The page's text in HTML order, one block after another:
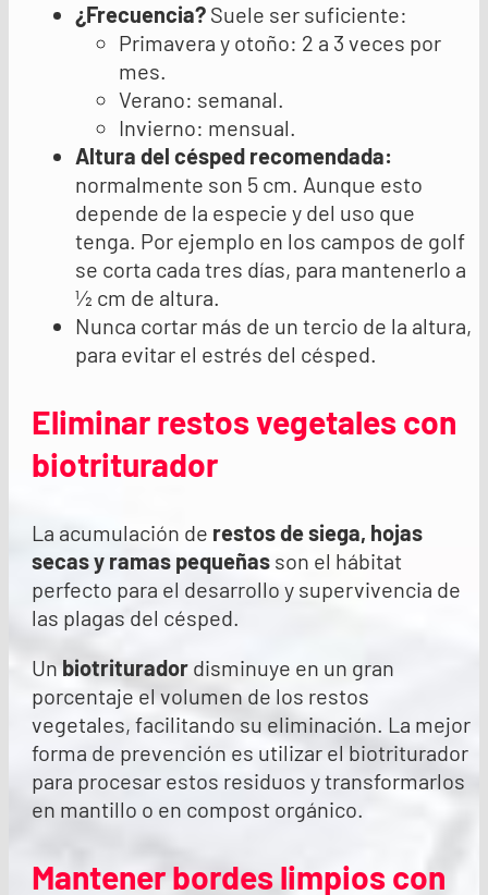
¿Frecuencia? Suele ser suficiente:
Primavera y otoño: 2 a 3 veces por
mes.
Verano: semanal.
Invierno: mensual.
Altura del césped recomendada:
normalmente son 5 cm. Aunque esto
depende de la especie y del uso que
tenga. Por ejemplo en los campos de golf
se corta cada tres días, para mantenerlo a
½ cm de altura.
Nunca cortar más de un tercio de la altura,
para evitar el estrés del césped.
Eliminar restos vegetales con
biotriturador
La acumulación de restos de siega, hojas
secas y ramas pequeñas son el hábitat
perfecto para el desarrollo y supervivencia de
las plagas del césped.
Unbiotriturador disminuye en un gran
porcentaje el volumen de los restos
vegetales, facilitando su eliminación. La mejor
forma de prevención es utilizar el biotriturador
para procesar estos residuos y transformarlos
en mantillo o en compost orgánico.
Mantener bordes limpios con